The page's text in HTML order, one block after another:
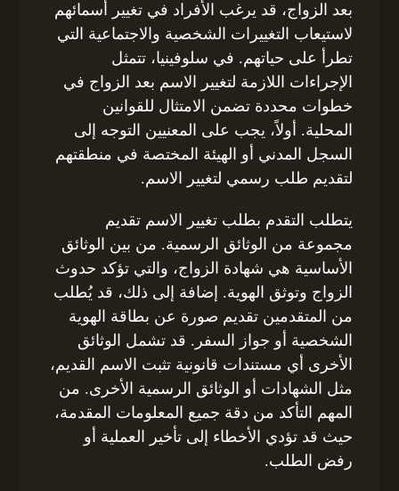
بعد الزواج، قد يرغب الأفراد في تغيير أسمائهم
لاستيعاب التغييرات الشخصية والاجتماعية التي
تطرأ على حياتهم. في سلوفينيا، تتمثل
الإجراءات اللازمة لتغيير الاسم بعد الزواج في
خطوات محددة تضمن الامتثال للقوانين
المحلية. أولاً، يجب على المعنيين التوجه إلى
السجل المدني أو الهيئة المختصة في منطقتهم
لتقديم طلب رسمي لتغيير الاسم.
يتطلب التقدم بطلب تغيير الاسم تقديم
مجموعة من الوثائق الرسمية. من بين الوثائق
الأساسية هي شهادة الزواج، والتي تؤكد حدوث
الزواج وتوثق الهوية. إضافة إلى ذلك، قد يُطلب
من المتقدمين تقديم صورة عن بطاقة الهوية
الشخصية أو جواز السفر. قد تشمل الوثائق
الأخرى أي مستندات قانونية تثبت الاسم القديم،
مثل الشهادات أو الوثائق الرسمية الأخرى. من
المهم التأكد من دقة جميع المعلومات المقدمة،
حيث قد تؤدي الأخطاء إلى تأخير العملية أو
رفض الطلب.